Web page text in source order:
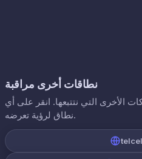
نطاقات أخرى مراقبة
الأخرى التي نتتبعها. انقر على أي
نطاق لرؤية تعرضه.